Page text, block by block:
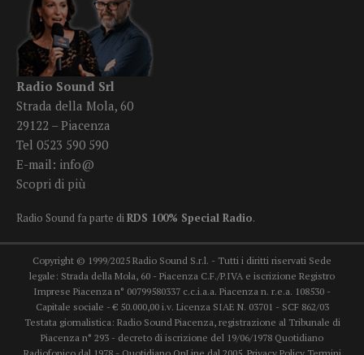
Radio Sound Srl
Strada della Mola, 60
29122 – Piacenza
Tel 0523 590 590
E-mail: info@
Scopri di più
Radio Sound fa parte diRDS 100% Special Radio.
Copyright © 1999/2025 Radio Sound S.r.l. - Tutti i diritti riservati Sede
legale: Strada della Mola, 60 - Piacenza C.F./P.IVA e iscrizione Registro
Imprese Piacenza n° 00799580337 c.c.i.a.a. Piacenza n. r.e.a. 108530 -
Capitale sociale - € 50.000,00 i.v. Licenza SIAE N. 03701 - SCF 862/03
Testata giornalistica: Radio Sound Piacenza, registrazione al Tribunale di
Piacenza n° 293 - decreto di iscrizione del 19/06/1978 Quotidiano